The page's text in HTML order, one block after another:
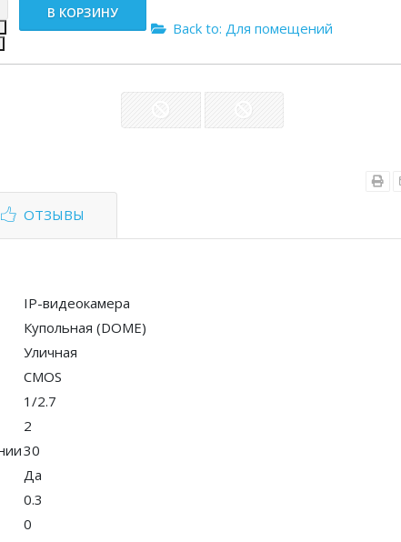
Back to: Для помещений
ОТЗЫВЫ
IP-видеокамера
Купольная (DOME)
Уличная
CMOS
1/2.7
2
30
Да
0.3
0